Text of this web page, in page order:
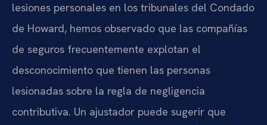
lesiones personales en los tribunales del Condado
de Howard, hemos observado que las compañías
de seguros frecuentemente explotan el
desconocimiento que tienen las personas
lesionadas sobre la regla de negligencia
contributiva. Un ajustador puede sugerir que